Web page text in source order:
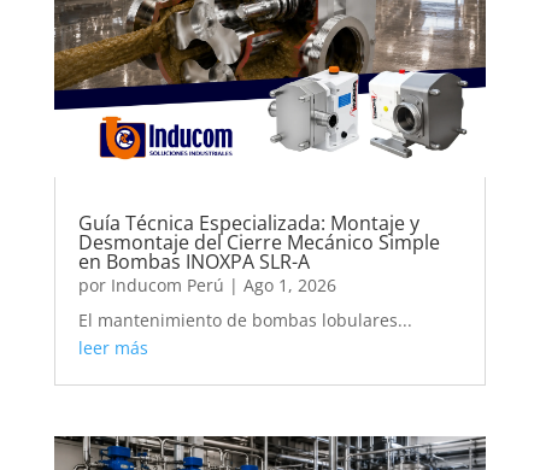
Guía Técnica Especializada: Montaje y
Desmontaje del Cierre Mecánico Simple
en Bombas INOXPA SLR-A
por Inducom Perú | Ago 1, 2026
El mantenimiento de bombas lobulares...
leer más